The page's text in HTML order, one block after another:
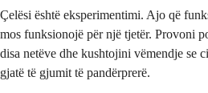
Çelësi është eksperimentimi. Ajo që
mos funksionojë për një tjetër. Provoni
disa netëve dhe kushtojini vëmendje se
gjatë të gjumit të pandërprerë.